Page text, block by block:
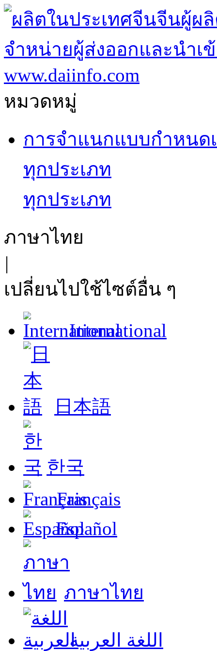
หมวดหมู่
การจำแนกแบบกำหนด
ทุกประเภท
ทุกประเภท
ภาษาไทย
|
เปลี่ยนไปใช้ไซต์อื่น ๆ
International
日本語
한국
Français
Español
ภาษาไทย
اللغة العربية